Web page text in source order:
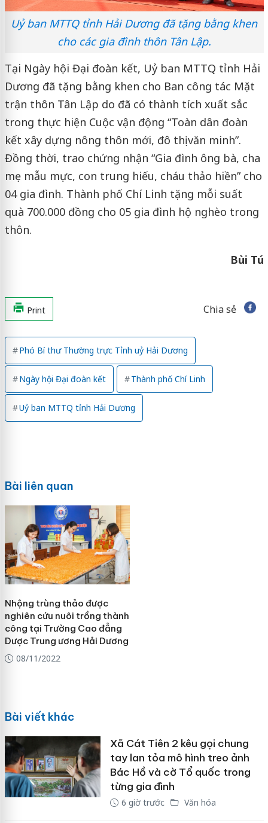
Uỷ ban MTTQ tỉnh Hải Dương đã tặng bằng khen
cho các gia đình thôn Tân Lập.
Tại Ngày hội Đại đoàn kết, Uỷ ban MTTQ tỉnh Hải
Dương đã tặng bằng khen cho Ban công tác Mặt
trận thôn Tân Lập do đã có thành tích xuất sắc
trong thực hiện Cuộc vận động “Toàn dân đoàn
kết xây dựng nông thôn mới, đô thị văn minh”.
Đồng thời, trao chứng nhận “Gia đình ông bà, cha
mẹ mẫu mực, con trung hiếu, cháu thảo hiền” cho
04 gia đình. Thành phố Chí Linh tặng mỗi suất
quà 700.000 đồng cho 05 gia đình hộ nghèo trong
thôn.
Bùi Tú
Print Chia sẻ
Phó Bí thư Thường trực Tỉnh uỷ Hải Dương
Ngày hội Đại đoàn kết Thành phố Chí Linh
Uỷ ban MTTQ tỉnh Hải Dương
Bài liên quan
Nhộng trùng thảo được
nghiên cứu nuôi trồng thành
công tại Trường Cao đẳng
Dược Trung ương Hải Dương
08/11/2022
Bài viết khác
Xã Cát Tiên 2 kêu gọi chung
tay lan tỏa mô hình treo ảnh
Bác Hồ và cờ Tổ quốc trong
từng gia đình
6 giờ trước Văn hóa